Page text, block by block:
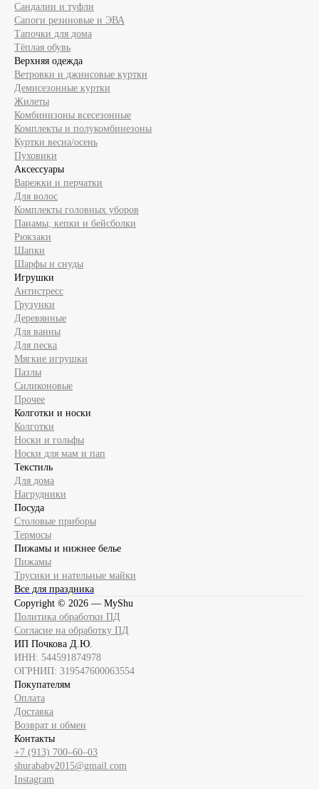
Сандалии и туфли
Сапоги резиновые и ЭВА
Тапочки для дома
Тёплая обувь
Верхняя одежда
Ветровки и джинсовые куртки
Демисезонные куртки
Жилеты
Комбинизоны всесезонные
Комплекты и полукомбинезоны
Куртки весна/осень
Пуховики
Аксессуары
Варежки и перчатки
Для волос
Комплекты головных уборов
Панамы, кепки и бейсболки
Рюкзаки
Шапки
Шарфы и снуды
Игрушки
Антистресс
Грузунки
Деревянные
Для ванны
Для песка
Мягкие игрушки
Пазлы
Силиконовые
Прочее
Колготки и носки
Колготки
Носки и гольфы
Носки для мам и пап
Текстиль
Для дома
Нагрудники
Посуда
Столовые приборы
Термосы
Пижамы и нижнее белье
Пижамы
Трусики и нательные майки
Все для праздника
Copyright © 2026 — MyShu
Политика обработки ПД
Согласие на обработку ПД
ИП Почкова Д.Ю.
ИНН: 544591874978
ОГРНИП: 319547600063554
Покупателям
Оплата
Доставка
Возврат и обмен
Контакты
+7 (913) 700‒60‒03
shurababy2015@gmail.com
Instagram